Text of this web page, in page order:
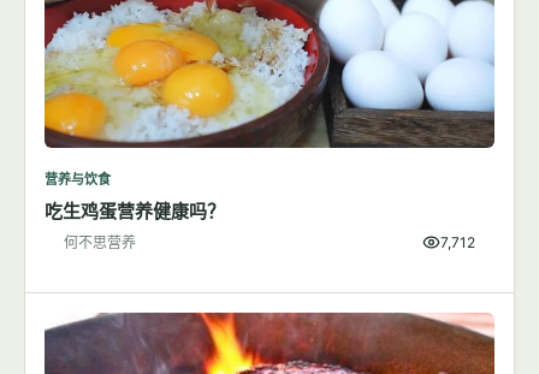
营养与饮食
吃生鸡蛋营养健康吗？
何不思营养 7,712